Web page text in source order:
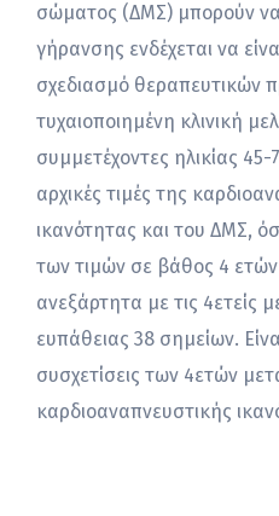
σώματος (ΔΜΣ) μπορούν
γήρανσης ενδέχεται να
σχεδιασμό θεραπευτικών
τυχαιοποιημένη κλινική
συμμετέχοντες ηλικίας 45-
αρχικές τιμές της
ικανότητας και του ΔΜΣ,
των τιμών σε βάθος 4 ετών
ανεξάρτητα με τις 4ετείς
ευπάθειας 38 σημείων.
συσχετίσεις των 4ετών
καρδιοαναπνευστικής